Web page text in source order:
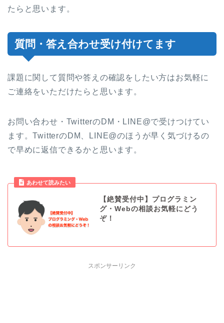
たらと思います。
質問・答え合わせ受け付けてます
課題に関して質問や答えの確認をしたい方はお気軽に
ご連絡をいただけたらと思います。
お問い合わせ・TwitterのDM・LINE@で受けつけてい
ます。TwitterのDM、LINE@のほうが早く気づけるの
で早めに返信できるかと思います。
あわせて読みたい
【絶賛受付中】プログラミン
グ・Webの相談お気軽にどう
ぞ！
スポンサーリンク